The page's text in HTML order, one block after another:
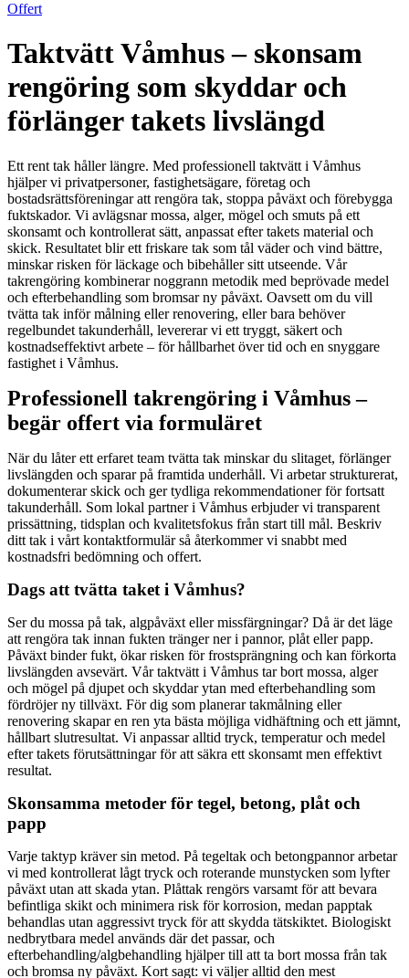
Offert
Taktvätt Våmhus – skonsam
rengöring som skyddar och
förlänger takets livslängd
Ett rent tak håller längre. Med professionell taktvätt i Våmhus
hjälper vi privatpersoner, fastighetsägare, företag och
bostadsrättsföreningar att rengöra tak, stoppa påväxt och förebygga
fuktskador. Vi avlägsnar mossa, alger, mögel och smuts på ett
skonsamt och kontrollerat sätt, anpassat efter takets material och
skick. Resultatet blir ett friskare tak som tål väder och vind bättre,
minskar risken för läckage och bibehåller sitt utseende. Vår
takrengöring kombinerar noggrann metodik med beprövade medel
och efterbehandling som bromsar ny påväxt. Oavsett om du vill
tvätta tak inför målning eller renovering, eller bara behöver
regelbundet takunderhåll, levererar vi ett tryggt, säkert och
kostnadseffektivt arbete – för hållbarhet över tid och en snyggare
fastighet i Våmhus.
Professionell takrengöring i Våmhus –
begär offert via formuläret
När du låter ett erfaret team tvätta tak minskar du slitaget, förlänger
livslängden och sparar på framtida underhåll. Vi arbetar strukturerat,
dokumenterar skick och ger tydliga rekommendationer för fortsatt
takunderhåll. Som lokal partner i Våmhus erbjuder vi transparent
prissättning, tidsplan och kvalitetsfokus från start till mål. Beskriv
ditt tak i vårt kontaktformulär så återkommer vi snabbt med
kostnadsfri bedömning och offert.
Dags att tvätta taket i Våmhus?
Ser du mossa på tak, algpåväxt eller missfärgningar? Då är det läge
att rengöra tak innan fukten tränger ner i pannor, plåt eller papp.
Påväxt binder fukt, ökar risken för frostsprängning och kan förkorta
livslängden avsevärt. Vår taktvätt i Våmhus tar bort mossa, alger
och mögel på djupet och skyddar ytan med efterbehandling som
fördröjer ny tillväxt. För dig som planerar takmålning eller
renovering skapar en ren yta bästa möjliga vidhäftning och ett jämnt,
hållbart slutresultat. Vi anpassar alltid tryck, temperatur och medel
efter takets förutsättningar för att säkra ett skonsamt men effektivt
resultat.
Skonsamma metoder för tegel, betong, plåt och
papp
Varje taktyp kräver sin metod. På tegeltak och betongpannor arbetar
vi med kontrollerat lågt tryck och roterande munstycken som lyfter
påväxt utan att skada ytan. Plåttak rengörs varsamt för att bevara
befintliga skikt och minimera risk för korrosion, medan papptak
behandlas utan aggressivt tryck för att skydda tätskiktet. Biologiskt
nedbrytbara medel används där det passar, och
efterbehandling/algbehandling hjälper till att ta bort mossa från tak
och bromsa ny påväxt. Kort sagt: vi väljer alltid den mest